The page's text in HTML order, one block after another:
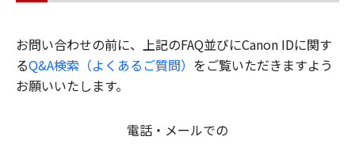
お問い合わせの前に、上記のFAQ並びにCanon IDに関す
るQ&A検索（よくあるご質問） をご覧いただきますよう
お願いいたします。
電話・メールでの